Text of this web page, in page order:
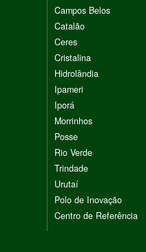
Campos Belos
Catalão
Ceres
Cristalina
Hidrolândia
Ipameri
Iporá
Morrinhos
Posse
Rio Verde
Trindade
Urutaí
Polo de Inovação
Centro de Referência